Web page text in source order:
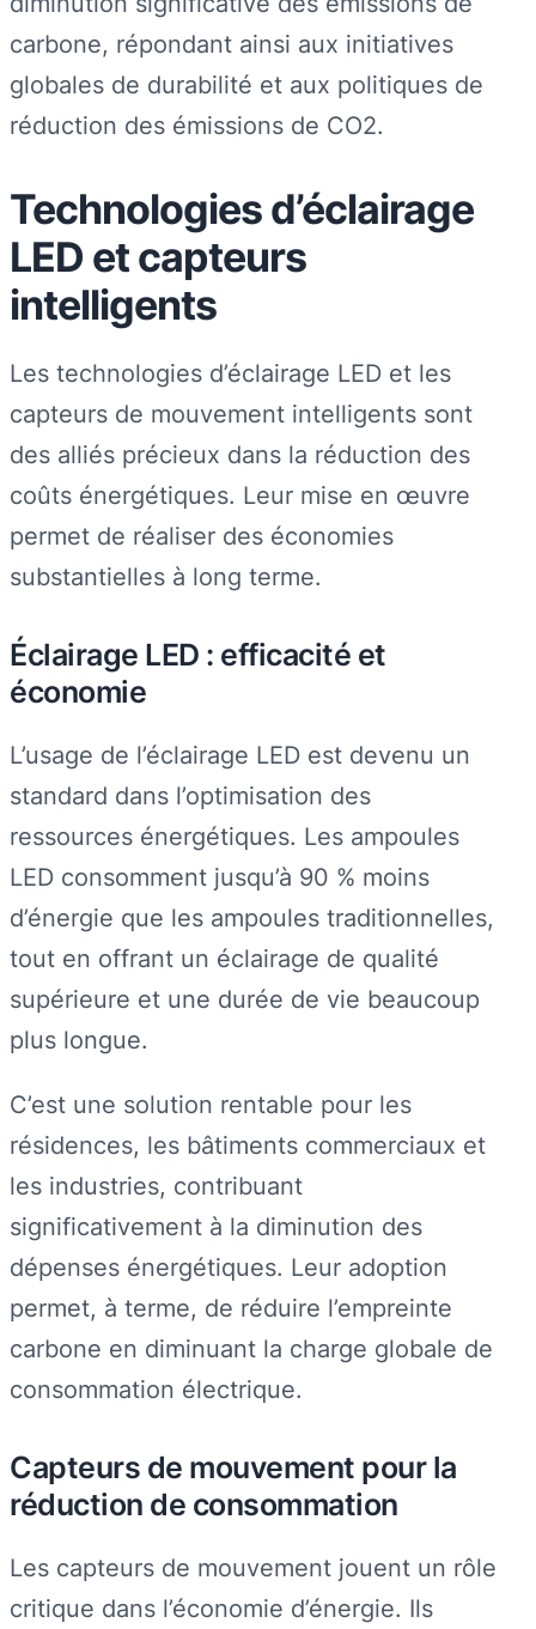
carbone, répondant ainsi aux initiatives
globales de durabilité et aux politiques de
réduction des émissions de CO2.
Technologies d’éclairage
LED et capteurs
intelligents
Les technologies d’éclairage LED et les
capteurs de mouvement intelligents sont
des alliés précieux dans la réduction des
coûts énergétiques. Leur mise en œuvre
permet de réaliser des économies
substantielles à long terme.
Éclairage LED : efficacité et
économie
L’usage de l’éclairage LED est devenu un
standard dans l’optimisation des
ressources énergétiques. Les ampoules
LED consomment jusqu’à 90 % moins
d’énergie que les ampoules traditionnelles,
tout en offrant un éclairage de qualité
supérieure et une durée de vie beaucoup
plus longue.
C’est une solution rentable pour les
résidences, les bâtiments commerciaux et
les industries, contribuant
significativement à la diminution des
dépenses énergétiques. Leur adoption
permet, à terme, de réduire l’empreinte
carbone en diminuant la charge globale de
consommation électrique.
Capteurs de mouvement pour la
réduction de consommation
Les capteurs de mouvement jouent un rôle
critique dans l’économie d’énergie. Ils